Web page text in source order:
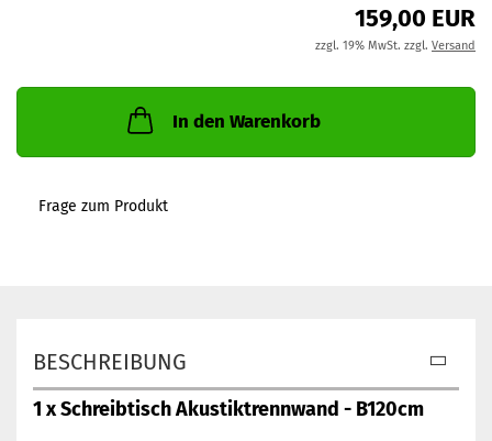
159,00 EUR
zzgl. 19% MwSt. zzgl. Versand
In den Warenkorb
Frage zum Produkt
BESCHREIBUNG
1 x Schreibtisch Akustiktrennwand - B120cm